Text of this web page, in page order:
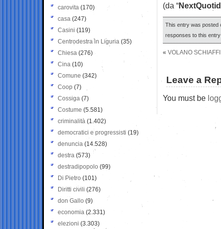
(da “
This entry was posted
responses to this
« VOLANO
Leave a
You must be
carovita (170)
casa (247)
Casini (119)
Centrodestra in Liguria (35)
Chiesa (276)
Cina (10)
Comune (342)
Coop (7)
Cossiga (7)
Costume (5.581)
criminalità (1.402)
democratici e progressisti (19)
denuncia (14.528)
destra (573)
destradipopolo (99)
Di Pietro (101)
Diritti civili (276)
don Gallo (9)
economia (2.331)
elezioni (3.303)